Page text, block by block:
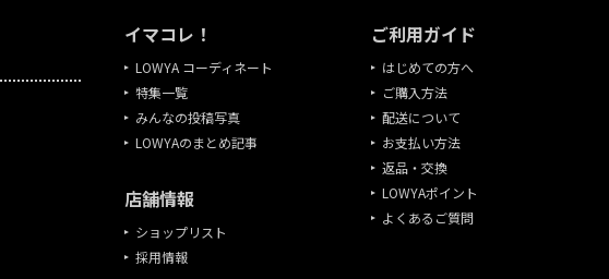
イマコレ！
LOWYA コーディネート
特集一覧
みんなの投稿写真
LOWYAのまとめ記事
店舗情報
ショップリスト
採用情報
ご利用ガイド
はじめての方へ
ご購入方法
配送について
お支払い方法
返品・交換
LOWYAポイント
よくあるご質問